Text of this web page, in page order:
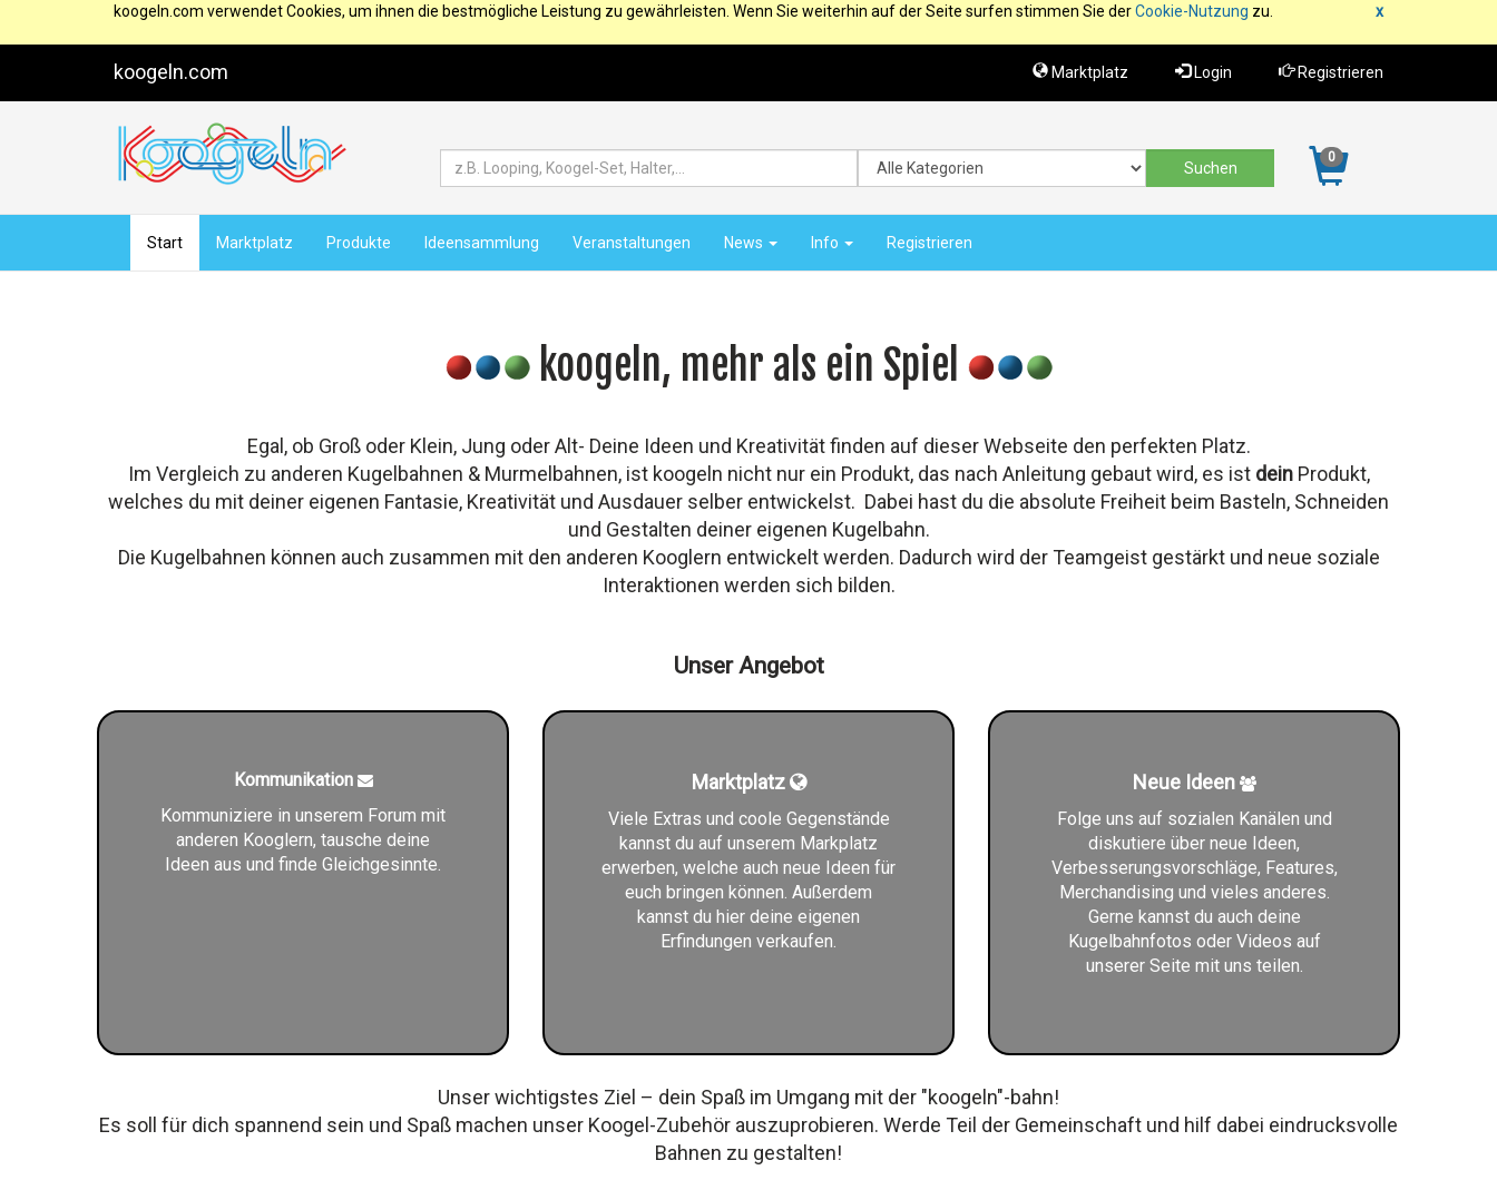
x
koogeln.com verwendet Cookies, um ihnen die bestmögliche Leistung zu gewährleisten. Wenn Sie weiterhin auf der Seite surfen stimmen Sie derCookie-Nutzung zu.
koogeln.com Marktplatz Login Registrieren
0
Start Marktplatz Produkte Ideensammlung Veranstaltungen News Info Registrieren
koogeln, mehr als ein Spiel
Egal, ob Groß oder Klein, Jung oder Alt- Deine Ideen und Kreativität finden auf dieser Webseite den perfekten Platz.
Im Vergleich zu anderen Kugelbahnen & Murmelbahnen, ist koogeln nicht nur ein Produkt, das nach Anleitung gebaut wird, es ist dein Produkt,
welches du mit deiner eigenen Fantasie, Kreativität und Ausdauer selber entwickelst. Dabei hast du die absolute Freiheit beim Basteln, Schneiden
und Gestalten deiner eigenen Kugelbahn.
Die Kugelbahnen können auch zusammen mit den anderen Kooglern entwickelt werden. Dadurch wird der Teamgeist gestärkt und neue soziale
Interaktionen werden sich bilden.
Unser Angebot
Kommunikation
Kommuniziere in unserem Forum mit
anderen Kooglern, tausche deine
Ideen aus und finde Gleichgesinnte.
Marktplatz
Viele Extras und coole Gegenstände
kannst du auf unserem Markplatz
erwerben, welche auch neue Ideen für
euch bringen können. Außerdem
kannst du hier deine eigenen
Erfindungen verkaufen.
Neue Ideen
Folge uns auf sozialen Kanälen und
diskutiere über neue Ideen,
Verbesserungsvorschläge, Features,
Merchandising und vieles anderes.
Gerne kannst du auch deine
Kugelbahnfotos oder Videos auf
unserer Seite mit uns teilen.
Unser wichtigstes Ziel – dein Spaß im Umgang mit der "koogeln"-bahn!
Es soll für dich spannend sein und Spaß machen unser Koogel-Zubehör auszuprobieren. Werde Teil der Gemeinschaft und hilf dabei eindrucksvolle
Bahnen zu gestalten!